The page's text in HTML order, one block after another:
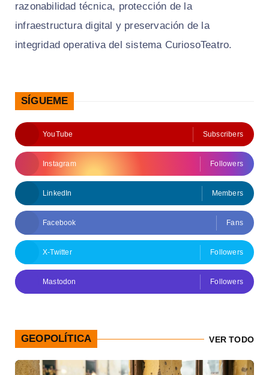
razonabilidad técnica, protección de la
infraestructura digital y preservación de la
integridad operativa del sistema CuriosoTeatro.
SÍGUEME
YouTube Subscribers
Instagram Followers
LinkedIn Members
Facebook Fans
X-Twitter Followers
Mastodon Followers
GEOPOLÍTICA VER TODO